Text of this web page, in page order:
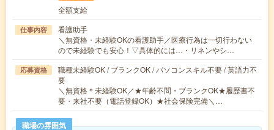
全額支給
仕事内容
看護助手
＼無資格・未経験OKの看護助手／医療行為は一切行わない
ので未経験でも安心！▽具体的には…・リネンやシ…
応募資格
職種未経験OK / ブランクOK / パソコンスキル不要 / 英語力不
要
＼無資格＊未経験OK／★年齢不問・ブランクOK★履歴書不
要・来社不要（電話登録OK）★社会保険完備＼…
職場の雰囲気